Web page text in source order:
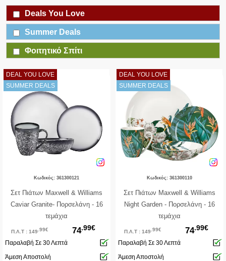
Deals You Love
Summer Deals
Φοιτητικό Σπίτι
DEAL YOU LOVE
SUMMER DEALS
Κωδικός: 361300121
Σετ Πιάτων Maxwell & Williams
Caviar Granite- Πορσελάνη - 16
τεμάχια
Π.Λ.Τ : 149.99€ 74.99€
Παραλαβή Σε 30 Λεπτά
Άμεση Αποστολή
DEAL YOU LOVE
SUMMER DEALS
Κωδικός: 361300110
Σετ Πιάτων Maxwell & Williams
Night Garden - Πορσελάνη - 16
τεμάχια
Π.Λ.Τ : 149.99€ 74.99€
Παραλαβή Σε 30 Λεπτά
Άμεση Αποστολή